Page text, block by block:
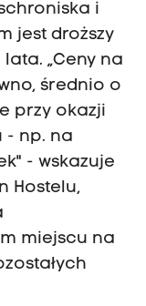
i
jest droższy
„Ceny na
średnio o
przy okazji
- np. na
- wskazuje
Hostelu,
miejscu na